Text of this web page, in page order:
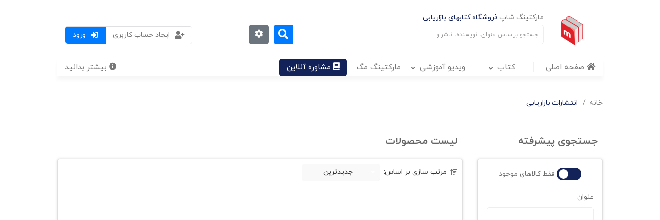
مارکتینگ شاپ فروشگاه کتابهای بازاریابی
ورود
ایجاد حساب کاربری
صفحه اصلی کتاب ویدیو آموزشی مارکتینگ مگ مشاوره آنلاین بیشتر بدانید
خانه انتشارات بازاریابی
جستجوی پیشرفته
فقط کالاهای موجود
عنوان
لیست محصولات
مرتب سازی بر اساس: جدیدترین